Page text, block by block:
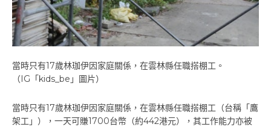
當時只有17歲林珈伊因家庭關係，在雲林縣任職搭棚工。
（IG「kids_be」圖片）
當時只有17歲林珈伊因家庭關係，在雲林縣任職搭棚工（台稱「鷹
架工」），一天可賺1700台幣（約442港元），其工作能力亦被